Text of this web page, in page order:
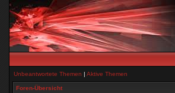
Unbeantwortete Themen | Aktive Themen
Foren-Übersicht